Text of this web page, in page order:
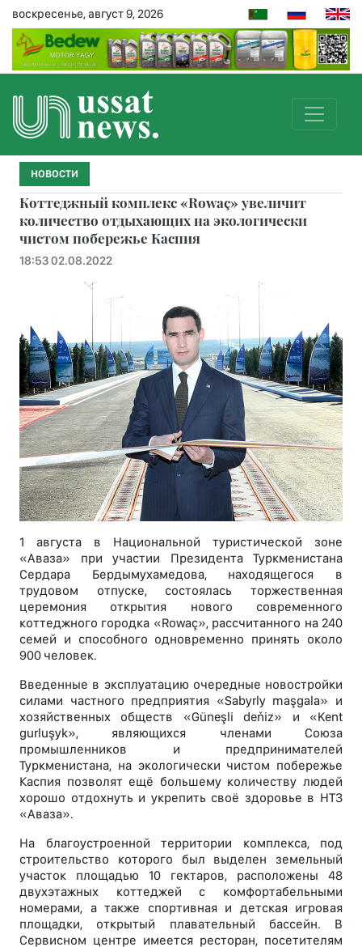
воскресенье, август 9, 2026
НОВОСТИ
Коттеджный комплекс «Rowaç» увеличит
количество отдыхающих на экологически
чистом побережье Каспия
18:53 02.08.2022
1 августа в Национальной туристической зоне
«Аваза» при участии Президента Туркменистана
Сердара Бердымухамедова, находящегося в
трудовом отпуске, состоялась торжественная
церемония открытия нового современного
коттеджного городка «Rowaç», рассчитанного на 240
семей и способного одновременно принять около
900 человек.
Введенные в эксплуатацию очередные новостройки
силами частного предприятия «Sabyrly maşgala» и
хозяйственных обществ «Güneşli deňiz» и «Kent
gurluşyk», являющихся членами Союза
промышленников и предпринимателей
Туркменистана, на экологически чистом побережье
Каспия позволят ещё большему количеству людей
хорошо отдохнуть и укрепить своё здоровье в НТЗ
«Аваза».
На благоустроенной территории комплекса, под
строительство которого был выделен земельный
участок площадью 10 гектаров, расположены 48
двухэтажных коттеджей с комфортабельными
номерами, а также спортивная и детская игровая
площадки, открытый плавательный бассейн. В
Сервисном центре имеется ресторан, посетителям